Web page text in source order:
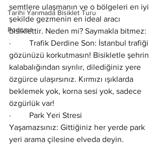
Tarihi Yarımada Bisiklet Turu
Podcast
semtlere ulaşmanın ve o bölgeleri en iyi
şekilde gezmenin en ideal aracı
bisiklettir. Neden mi? Saymakla bitmez:
·         Trafik Derdine Son: İstanbul trafiği
gözünüzü korkutmasın! Bisikletle şehrin
kalabalığından sıyrılır, dilediğiniz yere
özgürce ulaşırsınız. Kırmızı ışıklarda
beklemek yok, korna sesi yok, sadece
özgürlük var!
·         Park Yeri Stresi
Yaşamazsınız: Gittiğiniz her yerde park
yeri arama çilesine elveda deyin.